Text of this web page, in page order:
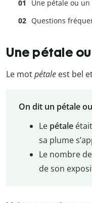
Une pétale ou un
Questions
Une pétale
Le motpétale est bel
On dit un pétale
Le pétaleétait
sa plume
Le nombre
de son